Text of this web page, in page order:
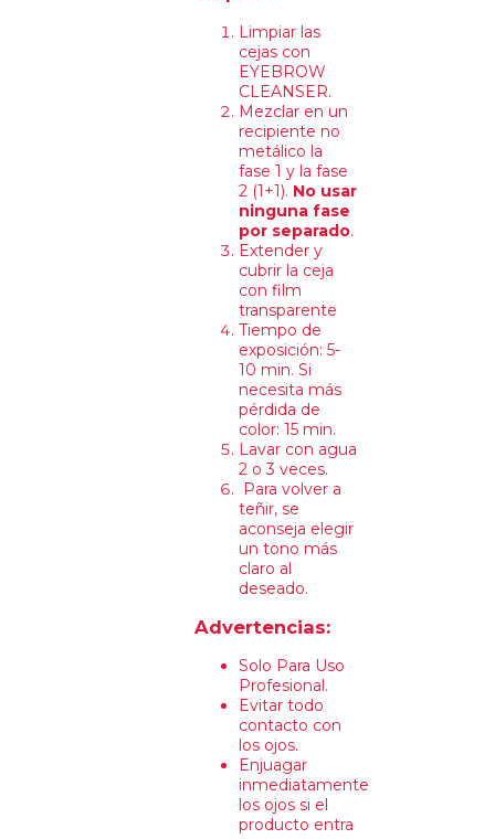
Limpiar las
cejas con
EYEBROW
CLEANSER.
Mezclar en un
recipiente no
metálico la
fase 1 y la fase
2 (1+1). No usar
ninguna fase
por separado.
Extender y
cubrir la ceja
con film
transparente
Tiempo de
exposición: 5-
10 min. Si
necesita más
pérdida de
color: 15 min.
Lavar con agua
2 o 3 veces.
Para volver a
teñir, se
aconseja elegir
un tono más
claro al
deseado.
Advertencias:
Solo Para Uso
Profesional.
Evitar todo
contacto con
los ojos.
Enjuagar
inmediatamente
los ojos si el
producto entra